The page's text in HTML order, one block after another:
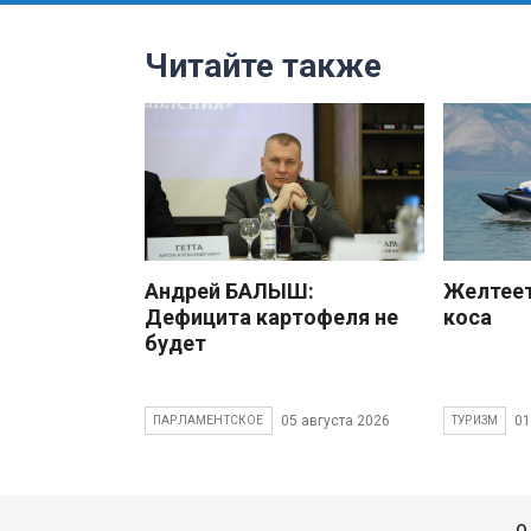
Читайте также
Андрей БАЛЫШ:
Дефицита картофеля не
будет
ПАРЛАМЕНТСКОЕ 05 августа 2026
коса
ТУРИЗМ